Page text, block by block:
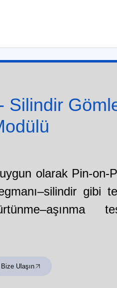
Silindir
olarak Pin-on-
gibi
Bize Ulaşın